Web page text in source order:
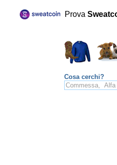
Prova
Cosa cerchi?